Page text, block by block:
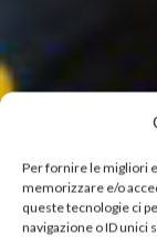
Per fornire le migliori
memorizzare e/o
queste tecnologie ci
navigazione o ID unici